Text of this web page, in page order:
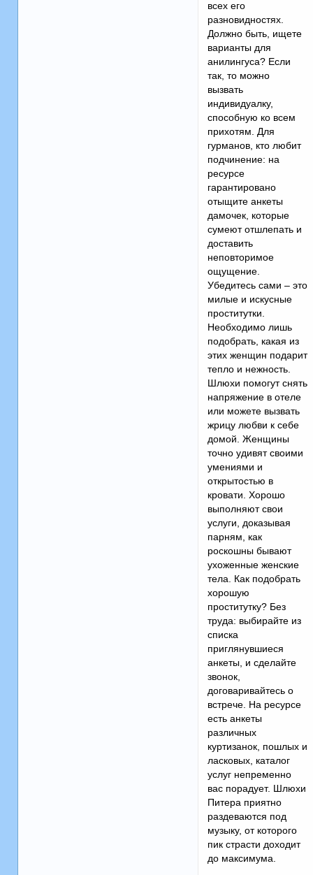
всех его
разновидностях.
Должно быть, ищете
варианты для
анилингуса? Если
так, то можно
вызвать
индивидуалку,
способную ко всем
прихотям. Для
гурманов, кто любит
подчинение: на
ресурсе
гарантировано
отыщите анкеты
дамочек, которые
сумеют отшлепать и
доставить
неповторимое
ощущение.
Убедитесь сами – это
милые и искусные
проститутки.
Необходимо лишь
подобрать, какая из
этих женщин подарит
тепло и нежность.
Шлюхи помогут снять
напряжение в отеле
или можете вызвать
жрицу любви к себе
домой. Женщины
точно удивят своими
умениями и
открытостью в
кровати. Хорошо
выполняют свои
услуги, доказывая
парням, как
роскошны бывают
ухоженные женские
тела. Как подобрать
хорошую
проститутку? Без
труда: выбирайте из
списка
приглянувшиеся
анкеты, и сделайте
звонок,
договаривайтесь о
встрече. На ресурсе
есть анкеты
различных
куртизанок, пошлых и
ласковых, каталог
услуг непременно
вас порадует. Шлюхи
Питера приятно
раздеваются под
музыку, от которого
пик страсти доходит
до максимума.